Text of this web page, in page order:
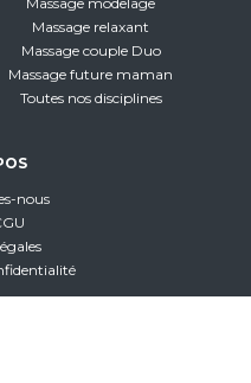
Massage relaxant
Massage couple Duo
Massage future maman
Toutes nos disciplines
nous